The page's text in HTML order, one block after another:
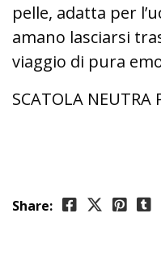
pelle, adatta per
amano lasciarsi
viaggio di pura
SCATOLA NEUTRA
Share: